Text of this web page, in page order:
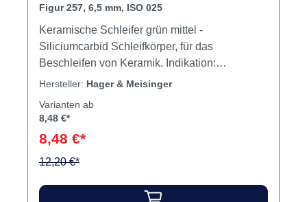
Figur 257, 6,5 mm, ISO 025
Keramische Schleifer grün mittel -
Siliciumcarbid Schleifkörper, für das
Beschleifen von Keramik. Indikation:
Füllungsbearbeitung Arkansasschleifer weiß
Feinstschleifen/Polieren von
Komposite. Signifikante Reduzierung des
Randspalts.Indikationen: Prophylaxe,
Hersteller: Hager & Meisinger
Varianten ab
8,48 €*
8,48 €*
12,20 €*